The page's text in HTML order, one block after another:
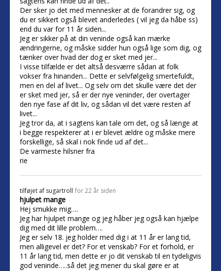
Der sker jo det med mennesker at de forandrer sig, og
du er sikkert også blevet anderledes ( vil jeg da håbe ss)
end du var for 11 år siden...
Jeg er sikker på at din veninde også kan mærke
ændringerne, og måske sidder hun også lige som dig, og
tænker over hvad der dog er sket med jer...
I visse tilfælde er det altså desværre sådan at folk
vokser fra hinanden... Dette er selvfølgelig smertefuldt,
men en del af livet... Og selv om det skulle være det der
er sket med jer, så er der nye veninder, der overtager
den nye fase af dit liv, og sådan vil det være resten af
livet...
Jeg tror da, at i sagtens kan tale om det, og så længe at
i begge respekterer at i er blevet ældre og måske mere
forskellige, så skal i nok finde ud af det...
De varmeste hilsner fra
rie
tilføjet af sugartroll for 22 år siden
hjulpet mange
Hej smukke mig….
Jeg har hjulpet mange og jeg håber jeg også kan hjælpe
dig med dit lille problem….
Jeg er selv 18. jeg holder med dig i at 11 år er lang tid,
men alligevel er det? For et venskab? For et forhold, er
11 år lang tid, men dette er jo dit venskab til en tydeligvis
god veninde…..så det jeg mener du skal gøre er at